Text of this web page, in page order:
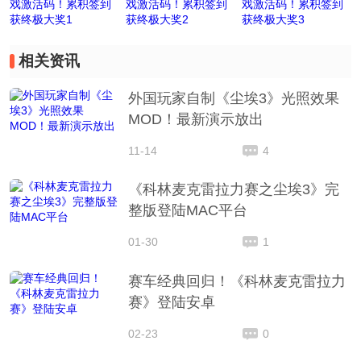
相关资讯
外国玩家自制《尘埃3》光照效果
MOD！最新演示放出
11-14 4
《科林麦克雷拉力赛之尘埃3》完
整版登陆MAC平台
01-30 1
赛车经典回归！《科林麦克雷拉力
赛》登陆安卓
02-23 0